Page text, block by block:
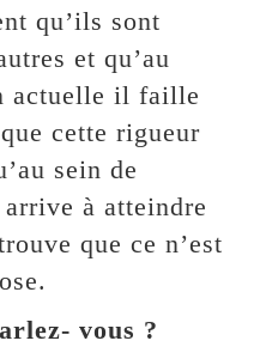
qu’ils sont
et qu’au
actuelle il faille
cette rigueur
sein de
à atteindre
que ce n’est
vous ?